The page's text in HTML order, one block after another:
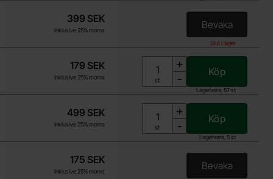
Slut i lager
399 SEK
Inklusive 25% moms Bevaka
, ESP32-S3
Lagervara, 57 st
179 SEK
Inklusive 25% moms Enhet:
st
+
-
Köp
Lagervara, 5 st
499 SEK
Inklusive 25% moms Enhet:
st
+
-
Köp
175 SEK
Inklusive 25% moms Bevaka
, ESP32-